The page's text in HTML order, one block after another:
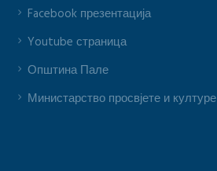
Facebook презентација
Youtube страница
Општина Пале
Министарство просвјете и културе